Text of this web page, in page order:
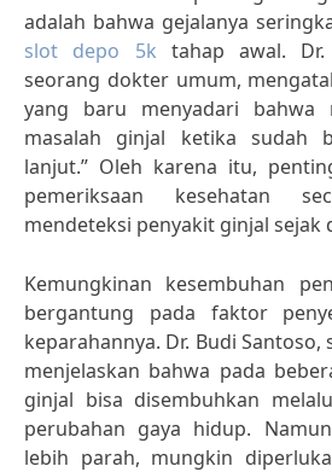
adalah bahwa gejalanya
slot depo 5k tahap awal. Dr.
seorang dokter umum,
yang baru menyadari bahwa
masalah ginjal ketika sudah
lanjut.” Oleh karena itu,
pemeriksaan kesehatan
mendeteksi penyakit ginjal sejak
Kemungkinan kesembuhan
bergantung pada faktor
keparahannya. Dr. Budi
menjelaskan bahwa pada
ginjal bisa disembuhkan
perubahan gaya hidup.
lebih parah, mungkin